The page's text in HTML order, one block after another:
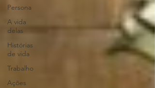
Persona
A vida
delas
Histórias
de vida
Trabalho
Ações